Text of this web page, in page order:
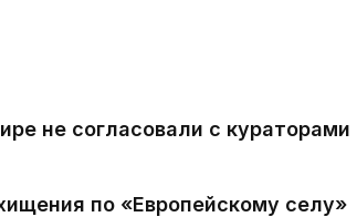
не согласовали с кураторами
по «Европейскому селу»